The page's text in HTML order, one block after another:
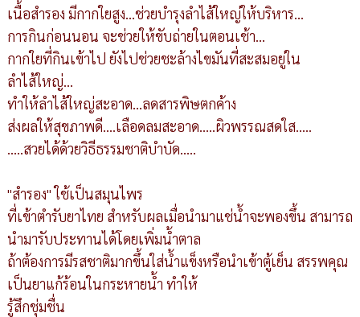
เนื้อสำรอง มีกากใยสูง...ช่วยบำรุงลำไส้ใหญ่ให้บริหาร...
การกินก่อนนอน จะช่วยให้ขับถ่ายในตอนเช้า...
กากใยที่กินเข้าไป ยังไปช่วยชะล้างไขมันที่สะสมอยู่ใน
ลำไส้ใหญ่...
ทำให้ลำไส้ใหญ่สะอาด...ลดสารพิษตกค้าง
ส่งผลให้สุขภาพดี....เลือดลมสะอาด.....ผิวพรรณสดใส.....
.....สวยได้ด้วยวิธีธรรมชาติบำบัด.....
"สำรอง" ใช้เป็นสมุนไพร
ที่เข้าตำรับยาไทย สำหรับผลเมื่อนำมาแช่น้ำจะพองขึ้น สามารถ
นำมารับประทานได้โดยเพิ่มน้ำตาล
ถ้าต้องการมีรสชาติมากขึ้นใส่น้ำแข็งหรือนำเข้าตู้เย็น สรรพคุณ
เป็นยาแก้ร้อนในกระหายน้ำ ทำให้
รู้สึกชุ่มชื่น